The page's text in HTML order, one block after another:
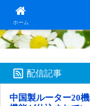
ホーム日本第一！ニ
配信記事
中国製ルーター20